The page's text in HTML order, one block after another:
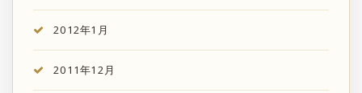
2012年1月
2011年12月